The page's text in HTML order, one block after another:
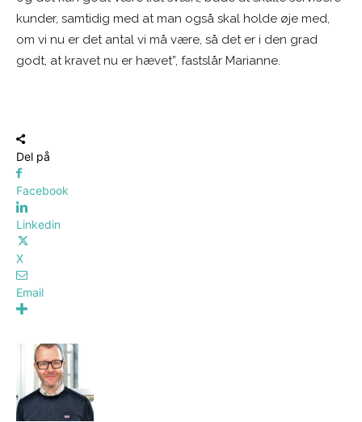
kunder, samtidig med at man også skal holde øje med,
om vi nu er det antal vi må være, så det er i den grad
godt, at kravet nu er hævet”, fastslår Marianne.
Del på
Facebook
Linkedin
X
Email